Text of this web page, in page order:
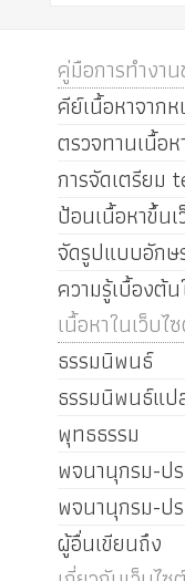
คู่มือการทำงา
คีย์เนื้อหาจาก
ตรวจทานเนื้อห
การจัดเตรียม
ป้อนเนื้อหาขึ้นเ
จัดรูปแบบอักษ
ความรู้เบื้องต้
เนื้อหาในเว็บไ
ธรรมนิพนธ์
ธรรมนิพนธ์แป
พุทธธรรม
พจนานุกรม-ป
พจนานุกรม-ป
ผู้อื่นเขียนถึง